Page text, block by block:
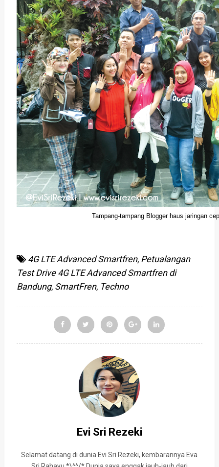
Tampang-tampang Blogger haus jaringan
4G LTE Advanced Smartfren, Petualangan
Test Drive 4G LTE Advanced Smartfren di
Bandung, SmartFren, Techno
Evi Sri Rezeki
Selamat datang di dunia Evi Sri Rezeki, kembarannya Eva